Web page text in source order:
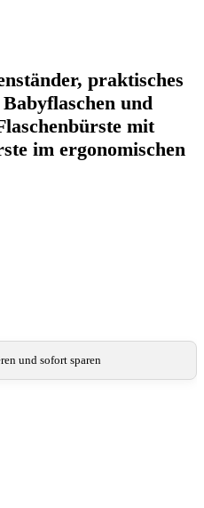
praktisches
und
mit
im ergonomischen
und sofort sparen